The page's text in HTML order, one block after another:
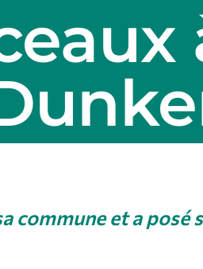
commune et a posé